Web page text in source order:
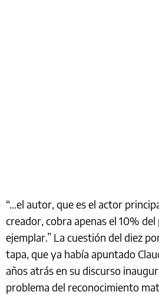
“...el autor, que es el actor
creador, cobra apenas el 10%
ejemplar.” La cuestión del diez
tapa, que ya había apuntado
años atrás en su discurso
problema del reconocimiento